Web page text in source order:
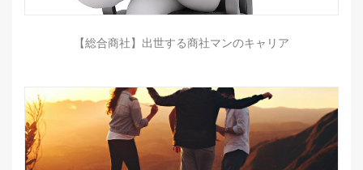
【総合商社】出世する商社マンのキャリア